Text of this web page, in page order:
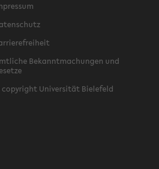
Bekanntmachungen und
Universität Bielefeld